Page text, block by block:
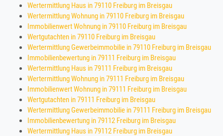
Wertermittlung Haus in 79110 Freiburg im Breisgau
Wertermittlung Wohnung in 79110 Freiburg im Breisgau
Immobilienwert Wohnung in 79110 Freiburg im Breisgau
Wertgutachten in 79110 Freiburg im Breisgau
Wertermittlung Gewerbeimmobilie in 79110 Freiburg im Breisgau
Immobilienbewertung in 79111 Freiburg im Breisgau
Wertermittlung Haus in 79111 Freiburg im Breisgau
Wertermittlung Wohnung in 79111 Freiburg im Breisgau
Immobilienwert Wohnung in 79111 Freiburg im Breisgau
Wertgutachten in 79111 Freiburg im Breisgau
Wertermittlung Gewerbeimmobilie in 79111 Freiburg im Breisgau
Immobilienbewertung in 79112 Freiburg im Breisgau
Wertermittlung Haus in 79112 Freiburg im Breisgau